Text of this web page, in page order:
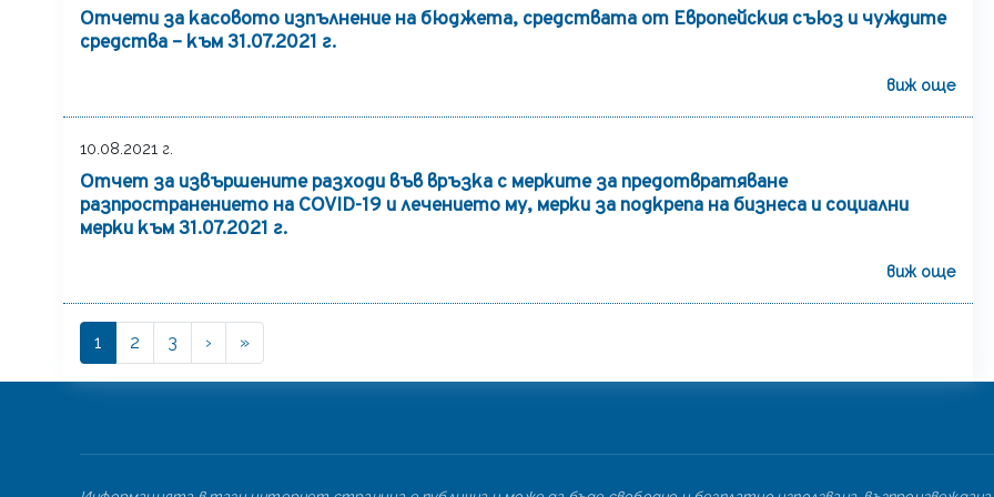
Отчети за касовото изпълнение на бюджета, средствата от Европейския съюз и чуждите
средства – към 31.07.2021 г.
виж още
10.08.2021 г.
Отчет за извършените разходи във връзка с мерките за предотвратяване
разпространението на COVID-19 и лечението му, мерки за подкрепа на бизнеса и социални
мерки към 31.07.2021 г.
виж още
Pagination
Current
page
1 Page
2 Page
3 › »Last »